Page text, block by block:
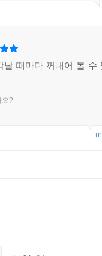
날 때마다 꺼내어 볼 수
요?